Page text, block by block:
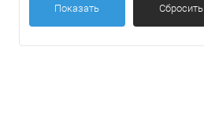
Серебристый
Пульт ДУ
Показать Сбросить